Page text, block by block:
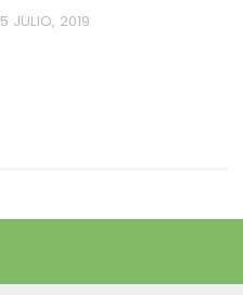
5 JULIO, 2019